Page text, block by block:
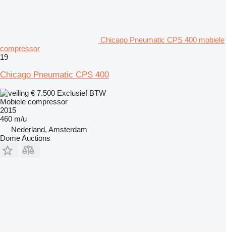
Chicago Pneumatic CPS 400 mobiele
compressor
19
Chicago Pneumatic CPS 400
€ 7.500 Exclusief BTW
Mobiele compressor
2015
460 m/u
Nederland, Amsterdam
Dome Auctions